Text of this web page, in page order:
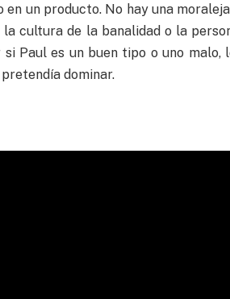
en un producto. No hay una
la cultura de la banalidad o la
si Paul es un buen tipo o uno
dominar.